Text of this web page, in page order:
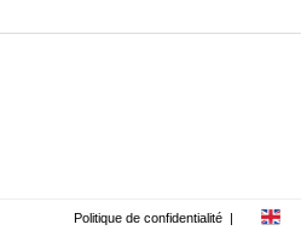
Politique de confidentialité |